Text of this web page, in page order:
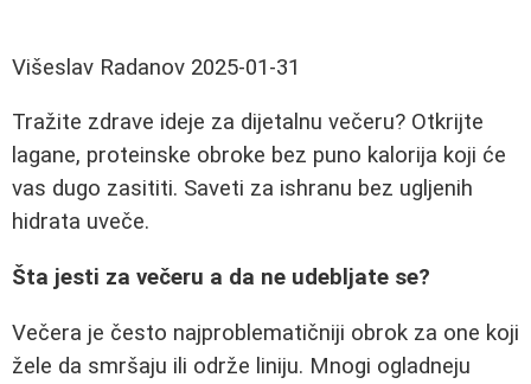
Višeslav Radanov 2025-01-31
Tražite zdrave ideje za dijetalnu večeru? Otkrijte
lagane, proteinske obroke bez puno kalorija koji će
vas dugo zasititi. Saveti za ishranu bez ugljenih
hidrata uveče.
Šta jesti za večeru a da ne udebljate se?
Večera je često najproblematičniji obrok za one koji
žele da smršaju ili održe liniju. Mnogi ogladneju